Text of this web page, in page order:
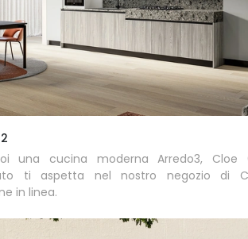
una cucina moderna Arredo3, Cloe
ti aspetta nel nostro negozio di
in linea.